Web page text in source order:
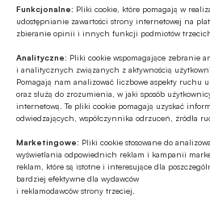
Funkcjonalne: Pliki cookie, które pomagają w
udostępnianie zawartości strony internetowej na
zbieranie opinii i innych funkcji podmiotów
Analityczne: Pliki cookie wspomagające zebranie
i analitycznych związanych z aktywnością
Pomagają nam analizować liczbowe aspekty ruchu
oraz służą do zrozumienia, w jaki sposób
internetową. Te pliki cookie pomagają uzyskać
odwiedzających, współczynnika odrzuceń, źródła
Marketingowe: Pliki cookie stosowane do
wyświetlania odpowiednich reklam i kampanii
reklam, które są istotne i interesujące dla
bardziej efektywne dla wydawców
i reklamodawców strony trzeciej.
oszczędnościowe: banki
ale inflacja odbiera szanse na
Ostatnie tygodnie przyniosły
lokat i rachunków
zdecydował się co drugi bank. W
jednak łyżka dziegciu – inflacja,
realny zysk z lokaty.
Finanse osobiste
04.01.2022 10:57
Raty kredytów w górę po raz
czwarty z rzędu?